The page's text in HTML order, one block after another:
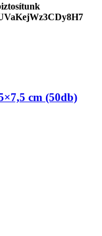
cm (50db)